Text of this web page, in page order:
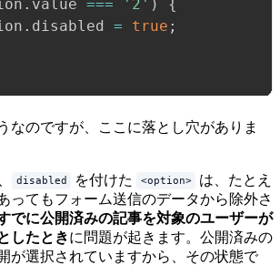
. value === '2' )
{
. disabled = true ;
なのですが、ここに落とし穴がありま
disabled を付けた <option>
は、たとえ
ってもフォーム送信のデータから除外さ
でに公開済みの記事を対象のユーザーが
したときに問題が起きます。公開済みの
が選択されていますから、その状態で